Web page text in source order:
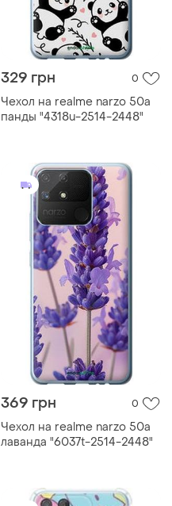
329 грн 0
Чехол на realme narzo 50a
панды "4318u-2514-2448"
369 грн 0
Чехол на realme narzo 50a
лаванда "6037t-2514-2448"